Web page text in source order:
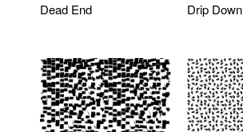
Dead End Drip Down